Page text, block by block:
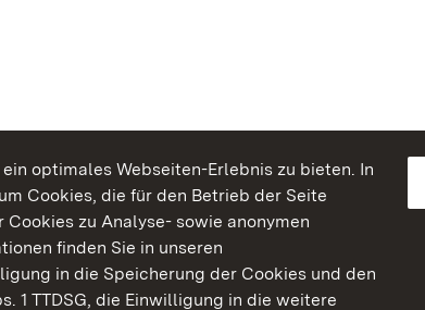
optimales Webseiten-Erlebnis zu bieten. In
Cookies, die für den Betrieb der Seite
zu Analyse- sowie anonymen
finden Sie in unseren
in die Speicherung der Cookies und den
1 TTDSG, die Einwilligung in die weitere